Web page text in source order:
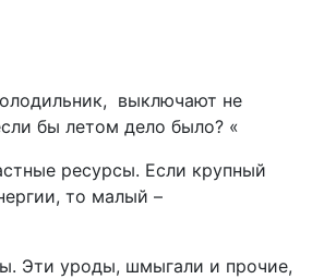
выключают не
бы летом дело было? «
ресурсы. Если крупный
то малый –
Эти уроды, шмыгали и прочие,